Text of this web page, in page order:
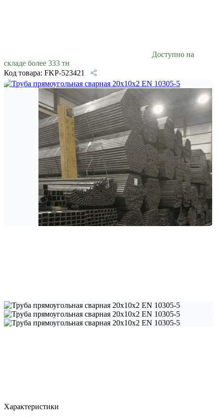
Доступно на
складе более 333 тн
Код товара: FKP-523421
Характеристики